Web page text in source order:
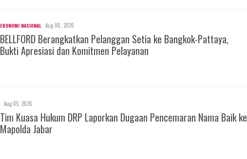
EKONOMI NASIONAL Aug 06, 2026
BELLFORD Berangkatkan Pelanggan Setia ke Bangkok-Pattaya,
Bukti Apresiasi dan Komitmen Pelayanan
Aug 05, 2026
Tim Kuasa Hukum DRP Laporkan Dugaan Pencemaran Nama Baik ke
Mapolda Jabar